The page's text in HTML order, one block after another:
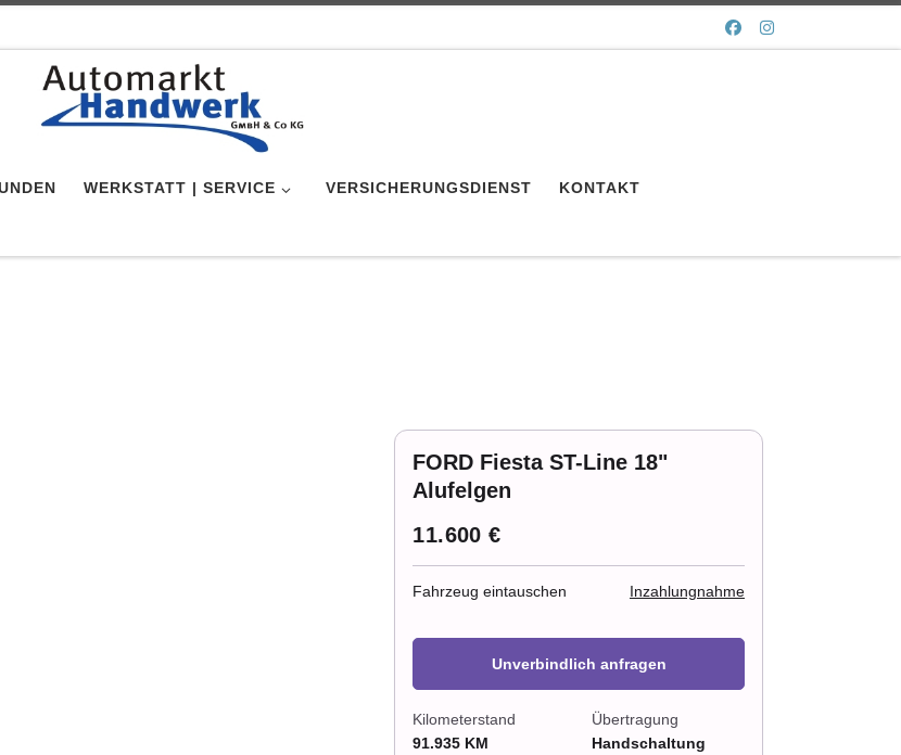
WERKSTATT | SERVICE VERSICHERUNGSDIENST KONTAKT
FORD Fiesta ST-Line 18"
Alufelgen
11.600 €
Fahrzeug eintauschen Inzahlungnahme
Unverbindlich anfragen
Kilometerstand
91.935 KM
Übertragung
Handschaltung